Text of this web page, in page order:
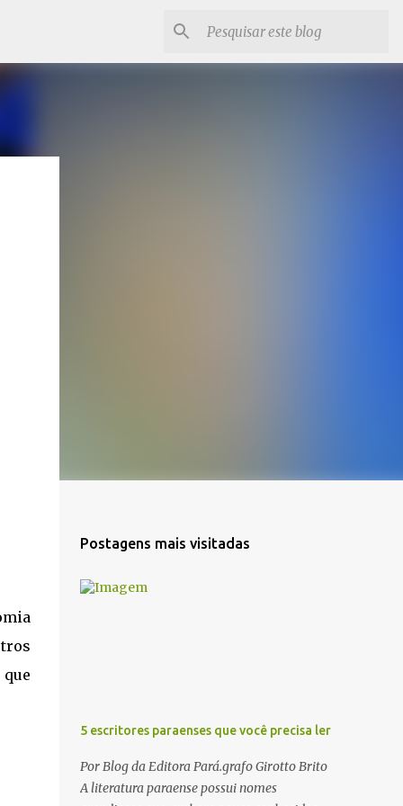
que
Postagens mais visitadas
5 escritores paraenses que você precisa ler
Por Blog da Editora Pará.grafo Girotto Brito
A literatura paraense possui nomes